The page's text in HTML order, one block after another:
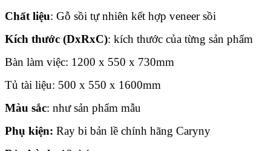
Chất liệu: Gỗ sồi tự nhiên kết hợp veneer sồi
Kích thước (DxRxC): kích thước của từng sản phẩm
Bàn làm việc: 1200 x 550 x 730mm
Tủ tài liệu: 500 x 550 x 1600mm
Màu sắc: như sản phẩm mẫu
Phụ kiện: Ray bi bản lề chính hãng Caryny